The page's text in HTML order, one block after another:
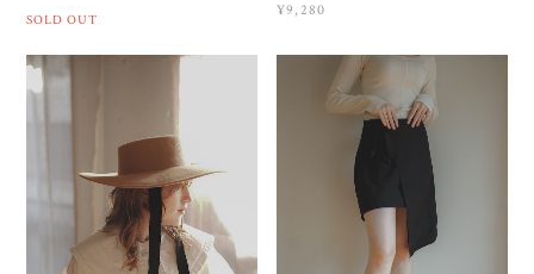
SOLD OUT
¥9,280